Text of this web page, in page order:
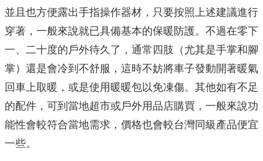
並且也方便露出手指操作器材，只要按照上述建議進行
穿著，一般來說就已具備基本的保暖防護。不過在零下
一、二十度的戶外待久了，通常四肢（尤其是手掌和腳
掌）還是會冷到不舒服，這時不妨將車子發動開著暖氣
回車上取暖，或是使用暖暖包以免凍傷。其他如有不足
的配件，可到當地超市或戶外用品店購買，一般來說功
能性會較符合當地需求，價格也會較台灣同級產品便宜
一些。